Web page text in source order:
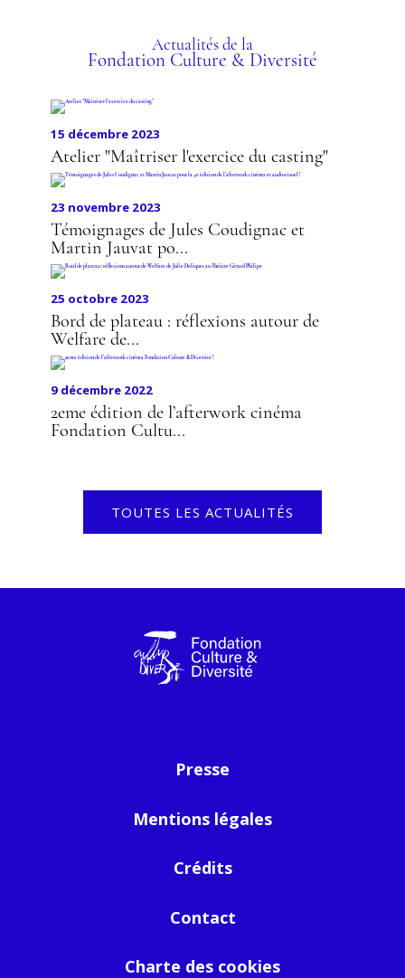
ÉGALITÉ DES CHANCES
EN ÉCOLE SUPÉRIEURE
D'ART DRAMATIQUE
Actualités de la
Fondation Culture & Diversité
15 décembre 2023
Atelier "Maîtriser l'exercice du casting"
23 novembre 2023
Témoignages de Jules Coudignac et
Martin Jauvat po...
25 octobre 2023
Bord de plateau : réflexions autour de
Welfare de...
9 décembre 2022
2eme édition de l’afterwork cinéma
Fondation Cultu...
TOUTES LES ACTUALITÉS
Presse
Mentions légales
Crédits
Contact
Charte des cookies